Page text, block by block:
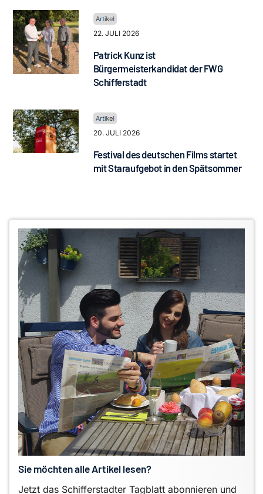
22. JULI 2026
Patrick Kunz ist
Bürgermeisterkandidat der FWG
Schifferstadt
20. JULI 2026
Festival des deutschen Films startet
mit Staraufgebot in den Spätsommer
Sie möchten alle Artikel lesen?
Jetzt das Schifferstadter Tagblatt abonnieren und